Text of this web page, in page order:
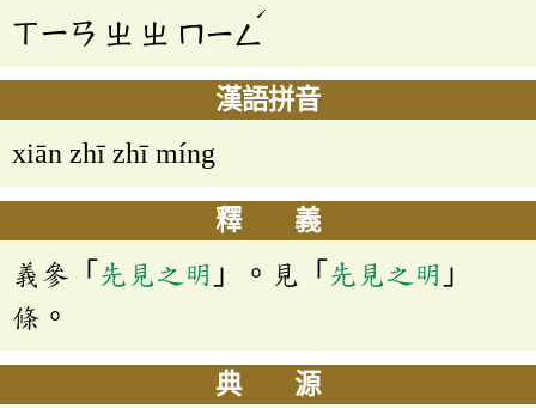
ㄒㄧㄢ ㄓ ㄓ ㄇㄧㄥ
ˊ
漢語拼音
xiān zhī zhī míng
釋 義
義參「 先見之明 」。見「 先見之明 」
條。
典 源